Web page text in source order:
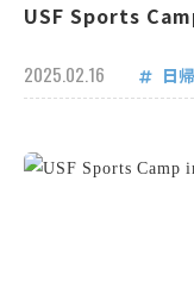
USF Sports
2025.02.16 日